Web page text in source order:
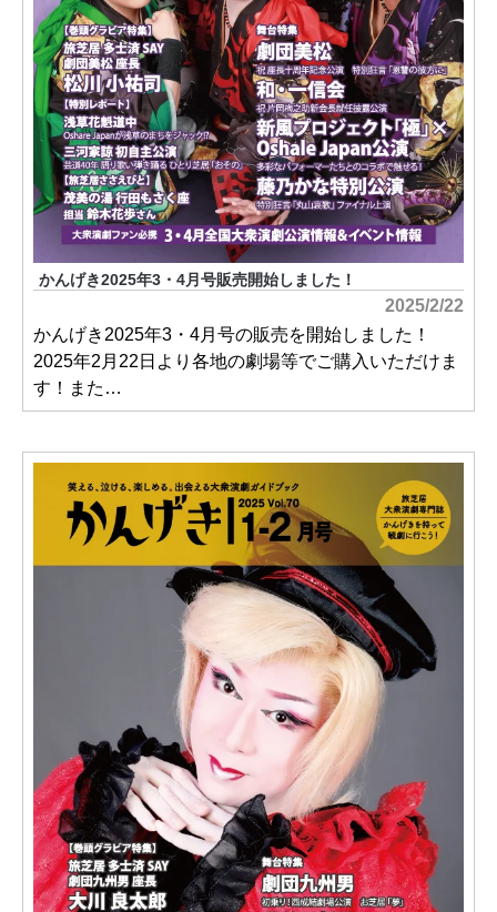
かんげき2025年3・4月号販売開始しました！
2025/2/22
かんげき2025年3・4月号の販売を開始しました！
2025年2月22日より各地の劇場等でご購入いただけま
す！また…